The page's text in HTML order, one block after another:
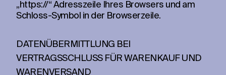
„https://“ Adresszeile Ihres Browsers und am
Schloss-Symbol in der Browserzeile.
DATENÜBERMITTLUNG BEI
VERTRAGSSCHLUSS FÜR WARENKAUF UND
WARENVERSAND